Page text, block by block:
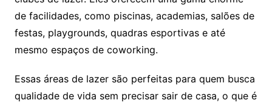
de facilidades, como piscinas, academias, salões de
festas, playgrounds, quadras esportivas e até
mesmo espaços de coworking.
Essas áreas de lazer são perfeitas para quem busca
qualidade de vida sem precisar sair de casa, o que é